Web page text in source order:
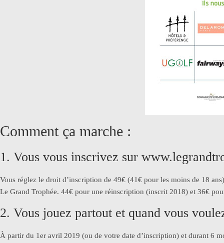
Comment ça marche :
1. Vous vous inscrivez sur
Vous réglez le droit d’inscription de 49€ (41€ pour les moins de 18
Le Grand Trophée. 44€ pour une réinscription (inscrit 2018) et 36€
2. Vous jouez partout et quand vous
À partir du 1er avril 2019 (ou de votre date d’inscription) et durant 6